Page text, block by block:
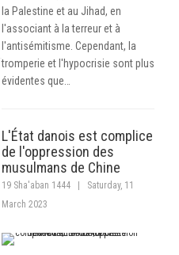
la Palestine et au Jihad, en
l'associant à la terreur et à
l'antisémitisme. Cependant, la
tromperie et l'hypocrisie sont plus
évidentes que…
L'État danois est complice
de l'oppression des
musulmans de Chine
19 Sha'aban 1444
Saturday, 11
March 2023